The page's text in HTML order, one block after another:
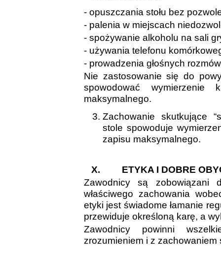
- opuszczania stołu bez
- palenia w miejscach
- spożywanie alkoholu na sali
- używania telefonu
- prowadzenia głośnych
Nie zastosowanie się do
spowodować
maksymalnego.
Zachowanie skutkujące
stole spowoduje
zapisu maksymalnego.
X.
ETYKA I DOBRE
Zawodnicy są zobowiązani
właściwego zachowania
etyki jest świadome łamanie
przewiduje określoną karę, a
Zawodnicy powinni
zrozumieniem i z zachowaniem